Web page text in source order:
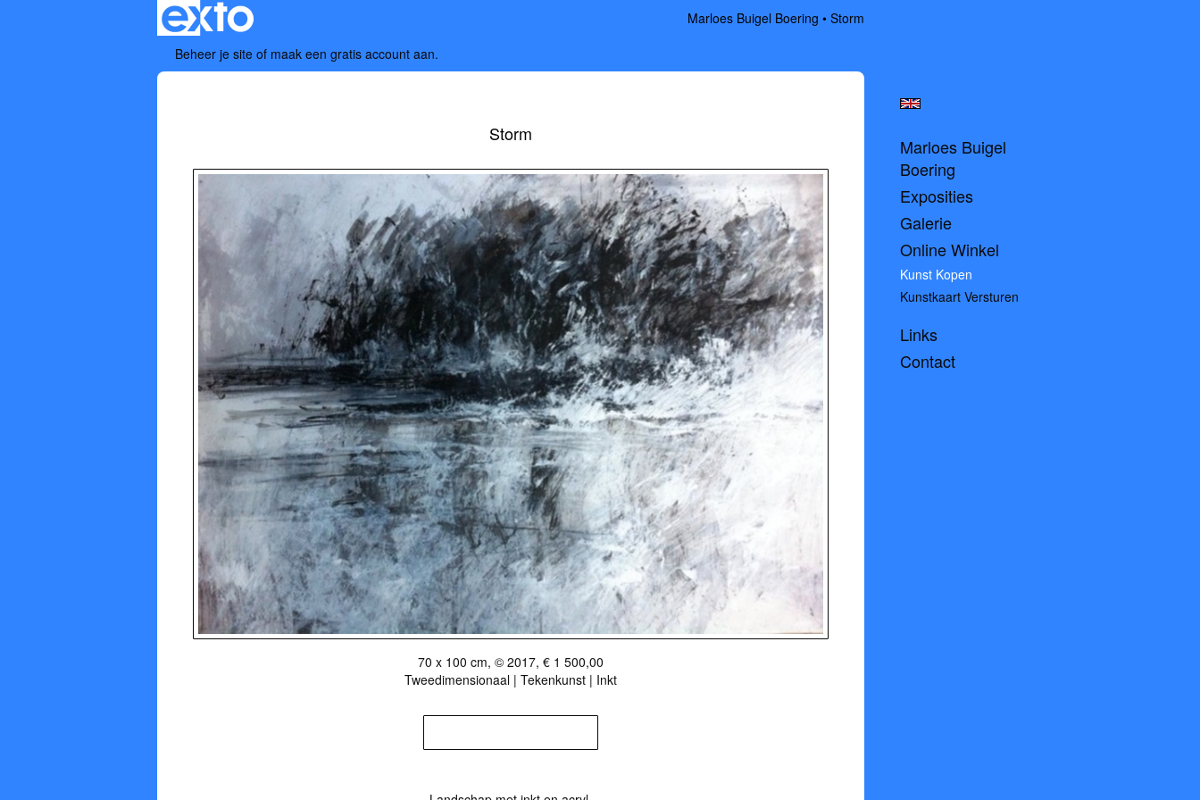
Marloes Buigel Boering
Storm
Beheer je site of maak een gratis account aan.
Storm
70 x 100 cm, © 2017, € 1 500,00
Tweedimensionaal | Tekenkunst | Inkt
Marloes Buigel
Boering
Exposities
Galerie
Online Winkel
Kunst Kopen
Kunstkaart Versturen
Links
Contact